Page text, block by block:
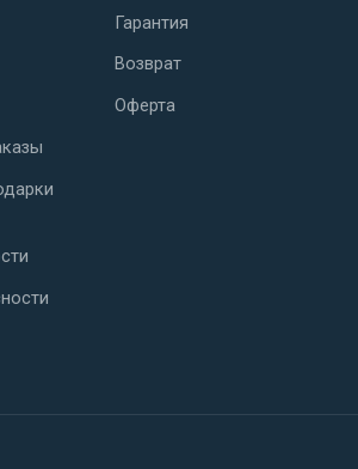
Гарантия
Возврат
Оферта